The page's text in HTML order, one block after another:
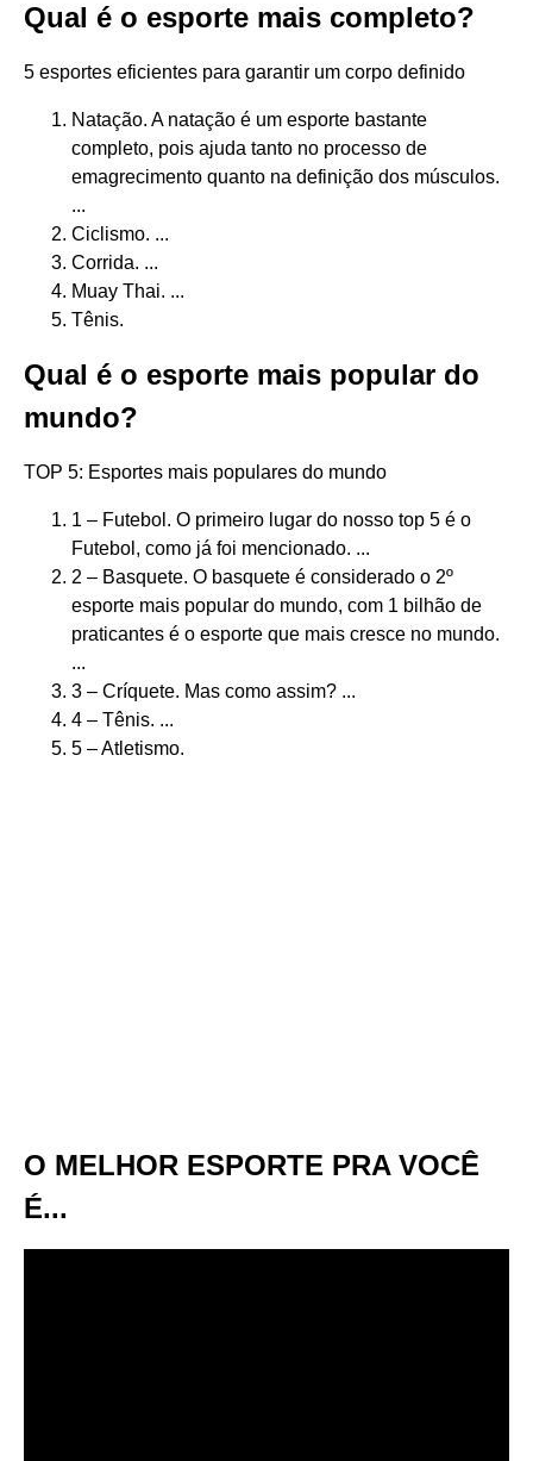
Qual é o esporte mais completo?
5 esportes eficientes para garantir um corpo definido
Natação. A natação é um esporte bastante
completo, pois ajuda tanto no processo de
emagrecimento quanto na definição dos músculos.
...
Ciclismo. ...
Corrida. ...
Muay Thai. ...
Tênis.
Qual é o esporte mais popular do
mundo?
TOP 5: Esportes mais populares do mundo
1 – Futebol. O primeiro lugar do nosso top 5 é o
Futebol, como já foi mencionado. ...
2 – Basquete. O basquete é considerado o 2º
esporte mais popular do mundo, com 1 bilhão de
praticantes é o esporte que mais cresce no mundo.
...
3 – Críquete. Mas como assim? ...
4 – Tênis. ...
5 – Atletismo.
O MELHOR ESPORTE PRA VOCÊ
É...